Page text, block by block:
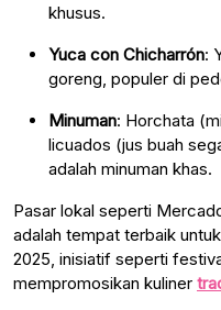
khusus.
Yuca con Chicharrón:
goreng, populer di
Minuman: Horchata
licuados (jus buah
adalah minuman khas.
Pasar lokal seperti
adalah tempat terbaik
2025, inisiatif seperti
mempromosikan kuliner